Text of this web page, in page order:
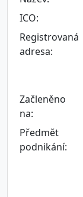
ICO:
Registrovaná
adresa:
Začleněno
na:
Předmět
podnikání: